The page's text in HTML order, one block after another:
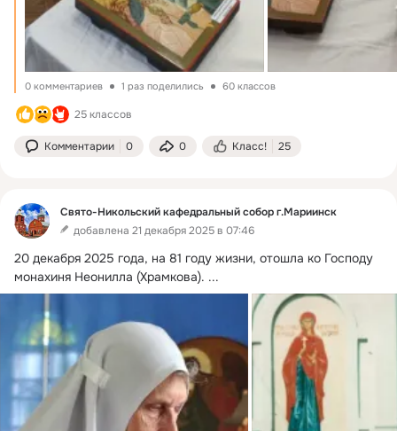
0 комментариев 1 раз поделились 60 классов
25 классов
Комментарии 0 0 Класс! 25
Свято-Никольский кафедральный собор г.Мариинск
добавлена 21 декабря 2025 в 07:46
20 декабря 2025 года, на 81 году жизни, отошла ко Господу
монахиня Неонилла (Храмкова). ...